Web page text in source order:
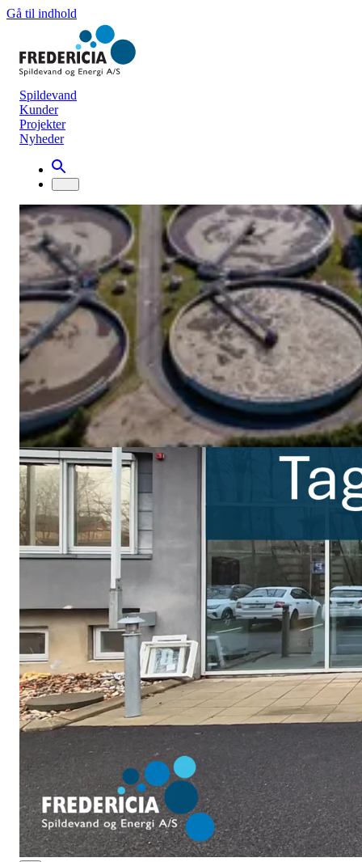
Gå til indhold
Spildevand
Kunder
Projekter
Nyheder
Ledige jobs
Se vores arbejdsplads